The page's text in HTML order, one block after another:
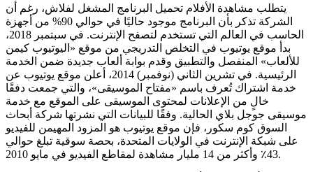
يتطلب مشاهدة الأفلام تحميل البرنامج المشغل لفلاش، رغم أن
الشركة تذكر بأن البرنامج موجود حاليًا في حوالي 90% من أجهزة
الحاسب في العالم التي تستخدم لتصفح الإنترنت. في سبتمبر 2018،
بدأ موقع يوتيوب في التخلص التدريجي من موقع «اليوتيوب كيمن
للألعاب» المنفصل والتطبيق وقدم بوابة ألعاب جديدة ضمن الخدمة
الرئيسية. في تشرين الثاني (نوفمبر) 2014، أعلن موقع يوتيوب عن
خدمة اشتراك تُعرف باسم «مفتاح الموسيقى»، والتي جمعت دفقًا
خالٍ من الإعلانات لمحتوى الموسيقى على الموقع مع خدمة
موسيقى جوجل بلاي الحالية. وفقًا للبيانات التي نشرتها شركة أبحاث
السوق كوم سكور، فإن موقع يوتيوب هو المزود المهيمن للفيديو
على شبكة الإنترنت في الولايات المتحدة، بحصة سوقية تبلغ حوالي
43٪ وأكثر من 14 مليار مشاهدة لمقاطع الفيديو في مايو 2010.